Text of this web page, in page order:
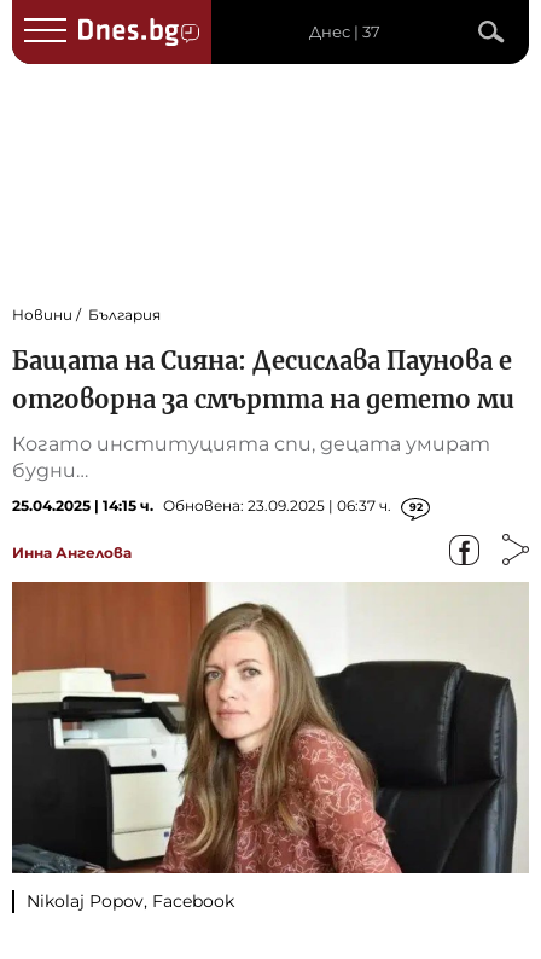
Днес | 37
Новини България
Бащата на Сияна: Десислава Паунова е
отговорна за смъртта на детето ми
Когато институцията спи, децата умират
будни…
25.04.2025 | 14:15 ч. Обновена: 23.09.2025 | 06:37 ч. 92
Инна Ангелова
Nikolaj Popov, Facebook